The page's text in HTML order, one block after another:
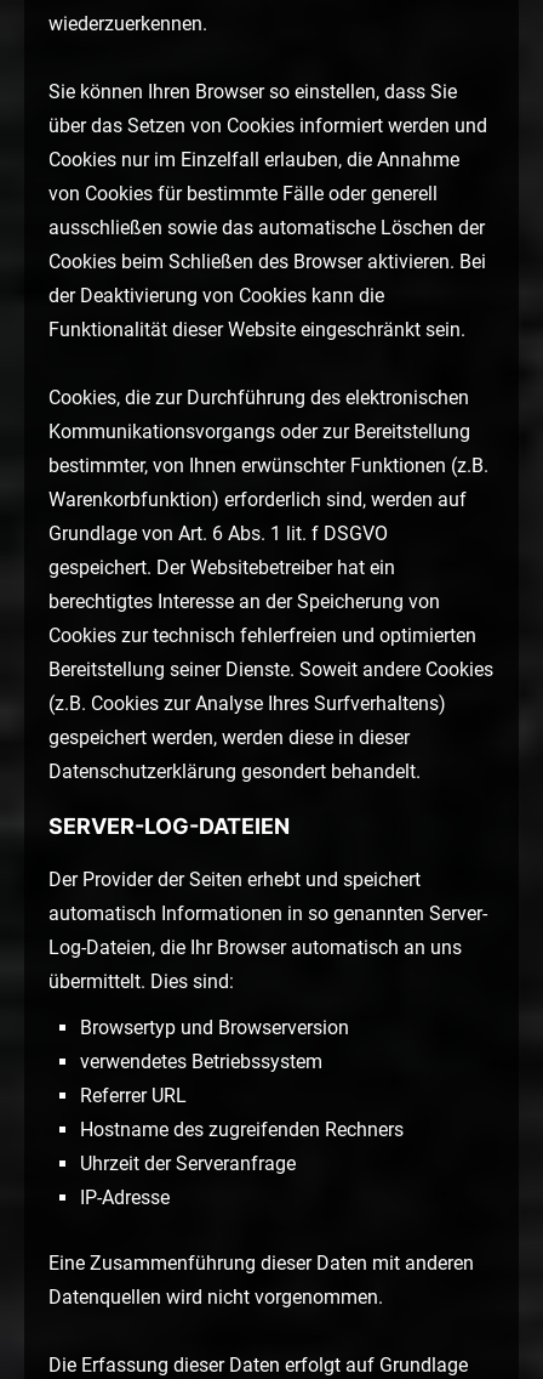
wiederzuerkennen.
Sie können Ihren Browser so einstellen, dass Sie
über das Setzen von Cookies informiert werden und
Cookies nur im Einzelfall erlauben, die Annahme
von Cookies für bestimmte Fälle oder generell
ausschließen sowie das automatische Löschen der
Cookies beim Schließen des Browser aktivieren. Bei
der Deaktivierung von Cookies kann die
Funktionalität dieser Website eingeschränkt sein.
Cookies, die zur Durchführung des elektronischen
Kommunikationsvorgangs oder zur Bereitstellung
bestimmter, von Ihnen erwünschter Funktionen (z.B.
Warenkorbfunktion) erforderlich sind, werden auf
Grundlage von Art. 6 Abs. 1 lit. f DSGVO
gespeichert. Der Websitebetreiber hat ein
berechtigtes Interesse an der Speicherung von
Cookies zur technisch fehlerfreien und optimierten
Bereitstellung seiner Dienste. Soweit andere Cookies
(z.B. Cookies zur Analyse Ihres Surfverhaltens)
gespeichert werden, werden diese in dieser
Datenschutzerklärung gesondert behandelt.
SERVER-LOG-DATEIEN
Der Provider der Seiten erhebt und speichert
automatisch Informationen in so genannten Server-
Log-Dateien, die Ihr Browser automatisch an uns
übermittelt. Dies sind:
Browsertyp und Browserversion
verwendetes Betriebssystem
Referrer URL
Hostname des zugreifenden Rechners
Uhrzeit der Serveranfrage
IP-Adresse
Eine Zusammenführung dieser Daten mit anderen
Datenquellen wird nicht vorgenommen.
Die Erfassung dieser Daten erfolgt auf Grundlage